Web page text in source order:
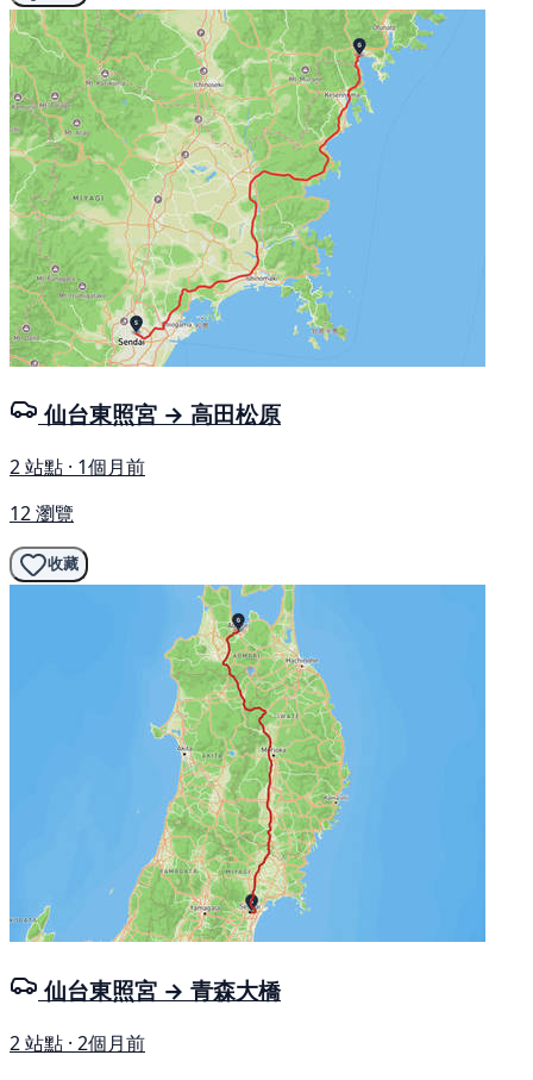
仙台東照宮 → 高田松原
2 站點 · 1個月前
12 瀏覽
收藏
仙台東照宮 → 青森大橋
2 站點 · 2個月前